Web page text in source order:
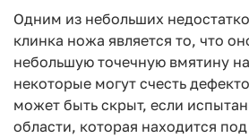
Одним из небольших
клинка ножа является то, что
небольшую точечную вмятину
некоторые могут счесть
может быть скрыт, если
области, которая находится